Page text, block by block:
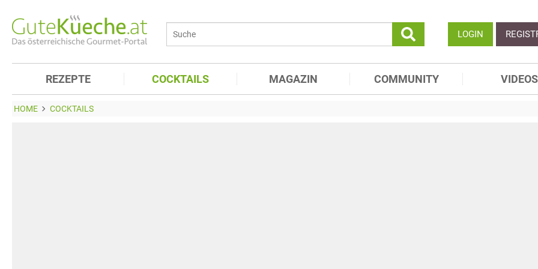
LOGIN
REZEPTE COCKTAILS MAGAZIN COMMUNITY VIDEOS
HOME COCKTAILS